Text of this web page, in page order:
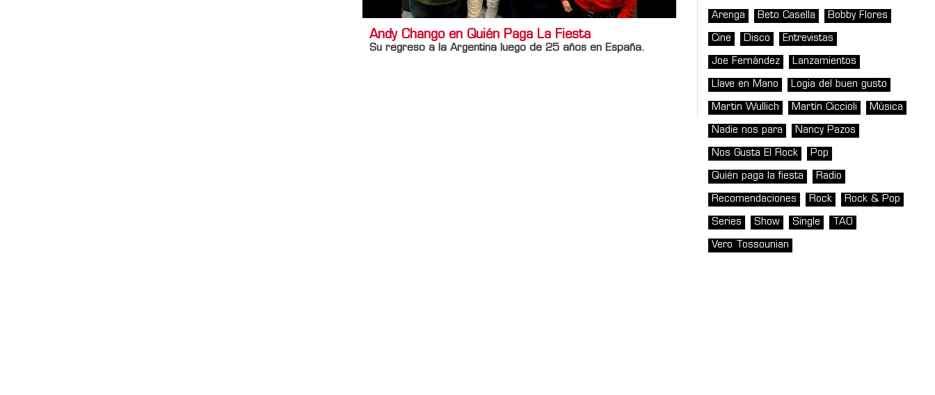
Andy Chango en Quién Paga La Fiesta
Su regreso a la Argentina luego de 25 años en España.
Arenga Beto Casella Bobby Flores
Cine Disco Entrevistas
Joe Fernández Lanzamientos
Llave en Mano Logia del buen gusto
Martin Wullich Martín Ciccioli Música
Nadie nos para Nancy Pazos
Nos Gusta El Rock Pop
Quién paga la fiesta Radio
Recomendaciones Rock Rock & Pop
Series Show Single TAO
Vero Tossounian